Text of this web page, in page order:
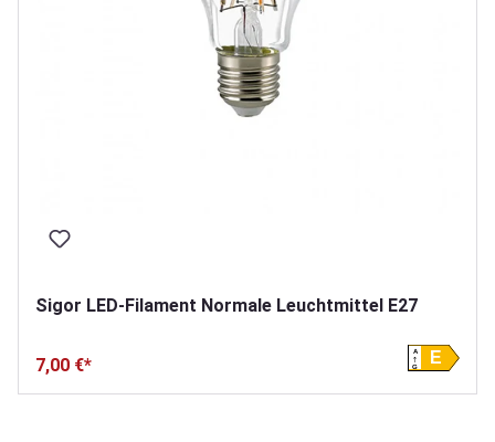
Sigor LED-Filament Normale Leuchtmittel E27
7,00 €* E
A
G